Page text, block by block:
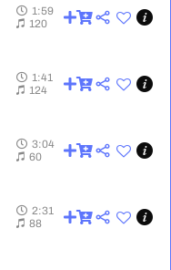
1:59
1:59
120
1:41
1:41
124
3:04
3:04
60
2:31
2:31
88